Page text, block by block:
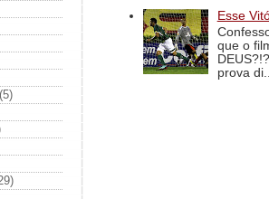
(5)
Esse
que o
prova